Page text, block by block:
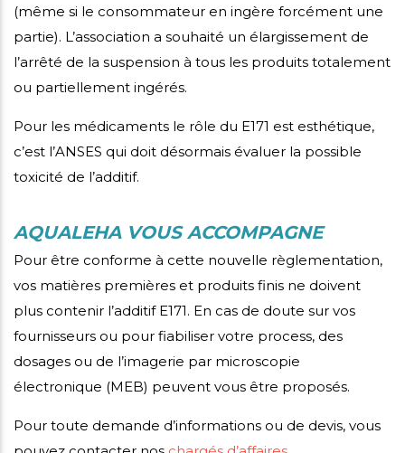
(même si le consommateur en ingère forcément une
partie). L’association a souhaité un élargissement de
l’arrêté de la suspension à tous les produits totalement
ou partiellement ingérés.
Pour les médicaments le rôle du E171 est esthétique,
c’est l’ANSES qui doit désormais évaluer la possible
toxicité de l’additif.
AQUALEHA VOUS ACCOMPAGNE
Pour être conforme à cette nouvelle règlementation,
vos matières premières et produits finis ne doivent
plus contenir l’additif E171. En cas de doute sur vos
fournisseurs ou pour fiabiliser votre process, des
dosages ou de l’imagerie par microscopie
électronique (MEB) peuvent vous être proposés.
Pour toute demande d’informations ou de devis, vous